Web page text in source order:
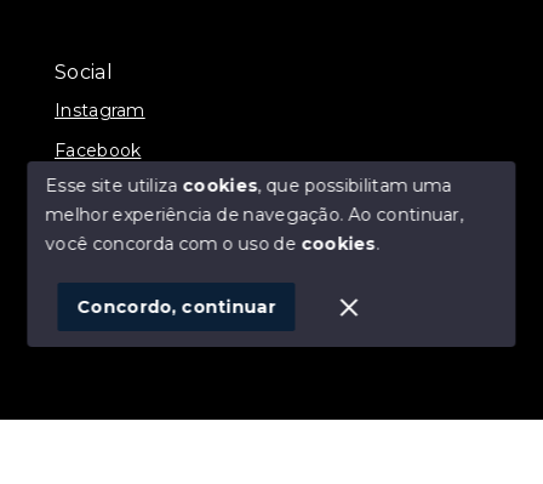
Social
Instagram
Facebook
© Copyright 2026 - ALEXANDRE LINS IMÓVEIS -
SITE PARA IMOBILIARIA
Esse site utiliza cookies, que possibilitam uma
melhor experiência de navegação.Ao continuar,
você concorda com o uso de cookies.
Concordo, continuar